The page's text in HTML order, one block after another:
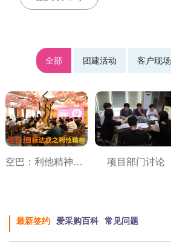
全部 团建活动 客户现场
空巴：利他精神之目标达成 项目部门讨论
最新签约 爱采购百科 常见问题